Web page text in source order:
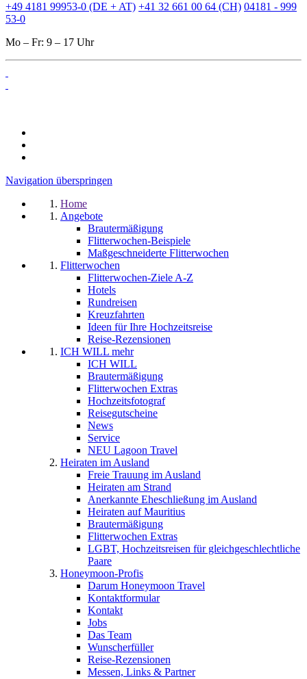
+49 4181 99953-0 (DE + AT) +41 32 661 00 64 (CH) 04181 - 999
53-0
Mo – Fr: 9 – 17 Uhr
Navigation überspringen
Home
Angebote
Brautermäßigung
Flitterwochen-Beispiele
Maßgeschneiderte Flitterwochen
Flitterwochen
Flitterwochen-Ziele A-Z
Hotels
Rundreisen
Kreuzfahrten
Ideen für Ihre Hochzeitsreise
Reise-Rezensionen
ICH WILL mehr
ICH WILL
Brautermäßigung
Flitterwochen Extras
Hochzeitsfotograf
Reisegutscheine
News
Service
NEU Lagoon Travel
Heiraten im Ausland
Freie Trauung im Ausland
Heiraten am Strand
Anerkannte Eheschließung im Ausland
Heiraten auf Mauritius
Brautermäßigung
Flitterwochen Extras
LGBT, Hochzeitsreisen für gleichgeschlechtliche
Paare
Honeymoon-Profis
Darum Honeymoon Travel
Kontaktformular
Kontakt
Jobs
Das Team
Wunscherfüller
Reise-Rezensionen
Messen, Links & Partner